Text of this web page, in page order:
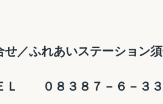
／ふれあいステーション須
３８７－６－３３